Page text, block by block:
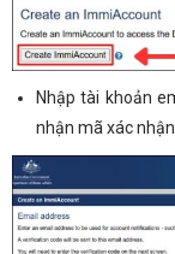
Nhập tài khoản
nhận mã xác nhận.